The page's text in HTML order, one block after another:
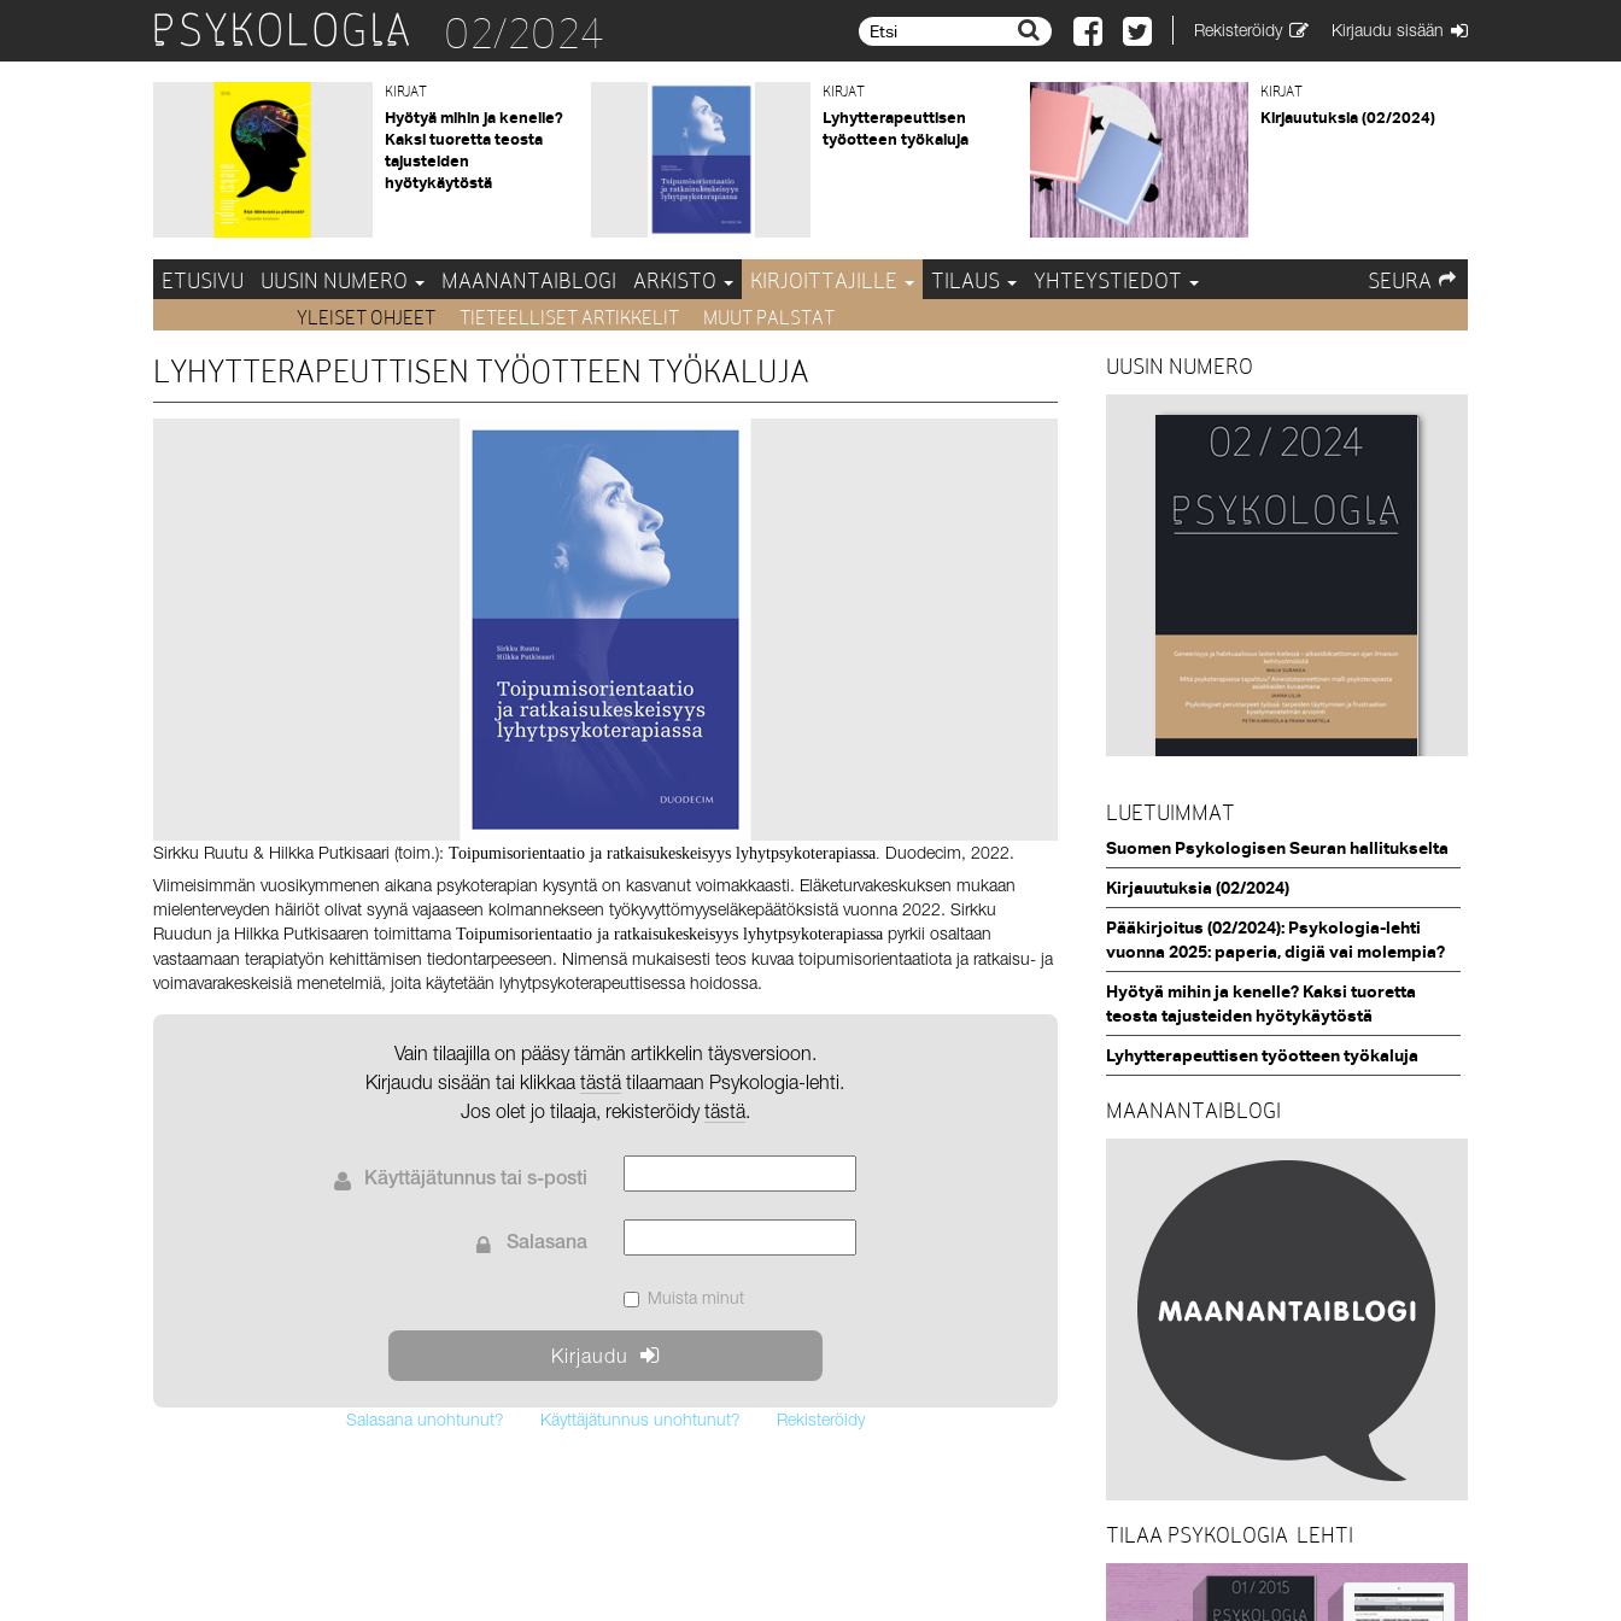
Etsi... Rekisteröidy Kirjaudu sisään
02/2024
KIRJAT
Hyötyä mihin ja kenelle?
Kaksi tuoretta teosta
tajusteiden
hyötykäytöstä
KIRJAT
Lyhytterapeuttisen
työotteen työkaluja
KIRJAT
Kirjauutuksia (02/2024)
ETUSIVU UUSIN NUMERO MAANANTAIBLOGI ARKISTO KIRJOITTAJILLE TILAUS YHTEYSTIEDOT SEURA
YLEISET OHJEET TIETEELLISET ARTIKKELIT MUUT PALSTAT
LYHYTTERAPEUTTISEN TYÖOTTEEN TYÖKALUJA
Sirkku Ruutu & Hilkka Putkisaari (toim.): Toipumisorientaatio ja ratkaisukeskeisyys lyhytpsykoterapiassa. Duodecim, 2022.
Viimeisimmän vuosikymmenen aikana psykoterapian kysyntä on kasvanut voimakkaasti. Eläketurvakeskuksen mukaan
mielenterveyden häiriöt olivat syynä vajaaseen kolmannekseen työkyvyttömyyseläkepäätöksistä vuonna 2022. Sirkku
Ruudun ja Hilkka Putkisaaren toimittama Toipumisorientaatio ja ratkaisukeskeisyys lyhytpsykoterapiassa pyrkii osaltaan
vastaamaan terapiatyön kehittämisen tiedontarpeeseen. Nimensä mukaisesti teos kuvaa toipumisorientaatiota ja ratkaisu- ja
voimavarakeskeisiä menetelmiä, joita käytetään lyhytpsykoterapeuttisessa hoidossa.
Vain tilaajilla on pääsy tämän artikkelin täysversioon.
Kirjaudu sisään tai klikkaatästä tilaamaan Psykologia-lehti.
Jos olet jo tilaaja, rekisteröidytästä.
Käyttäjätunnus tai s-posti
Salasana
Muista minut
Salasana unohtunut? Käyttäjätunnus unohtunut? Rekisteröidy
UUSIN NUMERO
LUETUIMMAT
Suomen Psykologisen Seuran hallitukselta
Kirjauutuksia (02/2024)
Pääkirjoitus (02/2024): Psykologia-lehti
vuonna 2025: paperia, digiä vai molempia?
Hyötyä mihin ja kenelle? Kaksi tuoretta
teosta tajusteiden hyötykäytöstä
Lyhytterapeuttisen työotteen työkaluja
MAANANTAIBLOGI
TILAA PSYKOLOGIA-LEHTI